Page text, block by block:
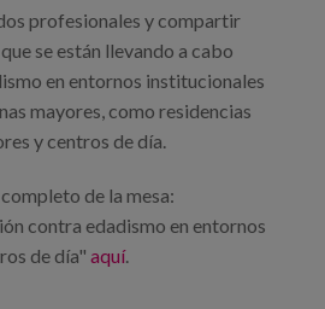
profesionales y compartir
se están llevando a cabo
en entornos institucionales
mayores, como residencias
y centros de día.
de la mesa:
contra edadismo en entornos
de día" aquí.